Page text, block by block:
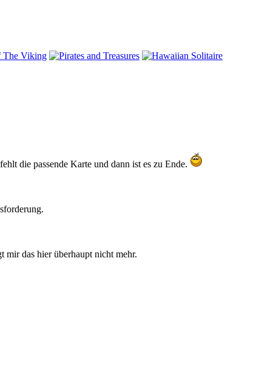
die passende Karte und dann ist es zu Ende.
mir das hier überhaupt nicht mehr.